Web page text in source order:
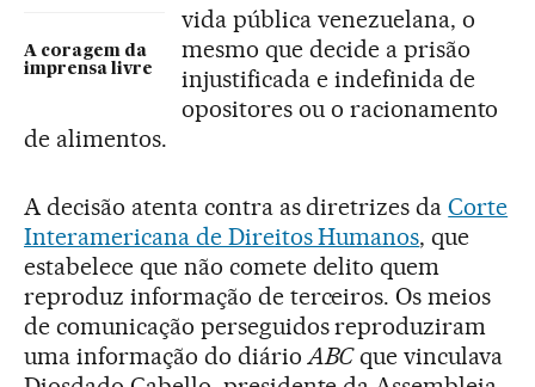
A coragem da
imprensa livre
vida pública venezuelana, o
mesmo que decide a prisão
injustificada e indefinida de
opositores ou o racionamento
de alimentos.
A decisão atenta contra as diretrizes daCorte
Interamericana de Direitos Humanos, que
estabelece que não comete delito quem
reproduz informação de terceiros. Os meios
de comunicação perseguidos reproduziram
uma informação do diárioABCque vinculava